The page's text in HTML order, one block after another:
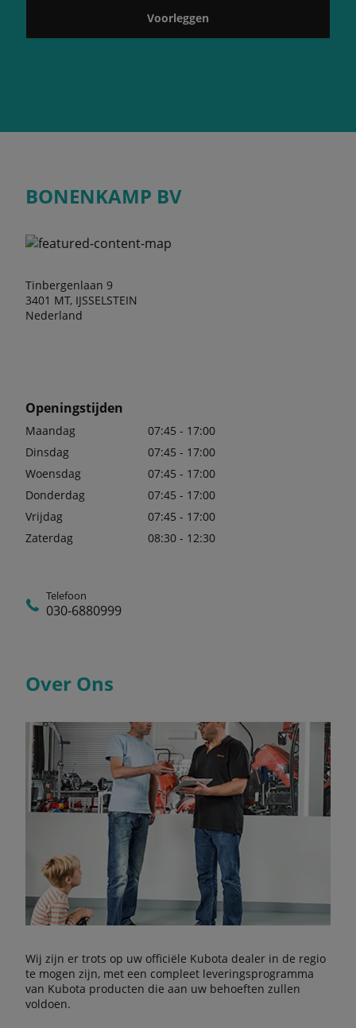
Voorleggen
BONENKAMP BV
Tinbergenlaan 9
3401 MT, IJSSELSTEIN
Nederland
Openingstijden
Maandag
07:45 - 17:00
Dinsdag
07:45 - 17:00
Woensdag
07:45 - 17:00
Donderdag
07:45 - 17:00
Vrijdag
07:45 - 17:00
Zaterdag
08:30 - 12:30
Telefoon
030-6880999
Over Ons
Wij zijn er trots op uw officiële Kubota dealer in de regio
te mogen zijn, met een compleet leveringsprogramma
van Kubota producten die aan uw behoeften zullen
voldoen.